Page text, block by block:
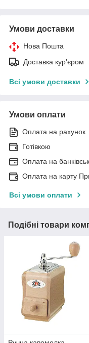
Умови доставки
Нова Пошта
Доставка кур'єром
Всі умови доставки
Умови оплати
Оплата на рахунок
Готівкою
Оплата на
Оплата на карту
Всі умови оплати
Подібні товари